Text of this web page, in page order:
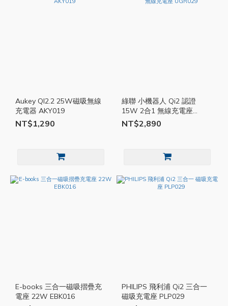
Aukey QI2.2 25W磁吸無線
充電器 AKY019
NT$1,290
綠聯 小機器人 Qi2 認證
15W 2合1 無線充電座
UGR029
NT$2,890
E-books 三合一磁吸摺疊充
電座 22W EBK016
PHILIPS 飛利浦 Qi2 三合一
磁吸充電座 PLP029